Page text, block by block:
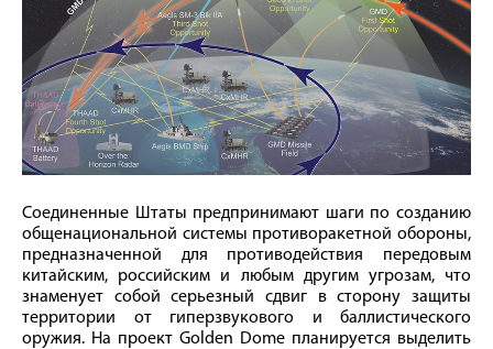
Соединенные Штаты предпринимают шаги по созданию
общенациональной системы противоракетной обороны,
предназначенной для противодействия передовым
китайским, российским и любым другим угрозам, что
знаменует собой серьезный сдвиг в сторону защиты
территории от гиперзвукового и баллистического
оружия. На проект Golden Dome планируется выделить